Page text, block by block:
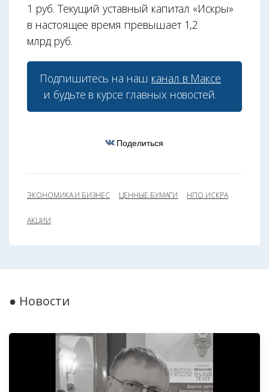
1 руб. Текущий уставный капитал «Искры»
в настоящее время превышает 1,2
млрд руб.
Подпишитесь на наш канал в Максе
и будьте в курсе главных новостей.
Поделиться
ЭКОНОМИКА И БИЗНЕС ЦЕННЫЕ БУМАГИ НПО ИСКРА
АКЦИИ
● Новости